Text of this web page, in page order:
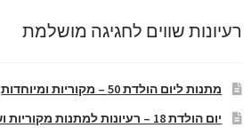
רעיונות שווים לחגיגה מושלמת
מתנות ליום הולדת 50 – מקוריות ומיוחדות
יום הולדת 18 – רעיונות למתנות מקוריות ושוות במיוחד